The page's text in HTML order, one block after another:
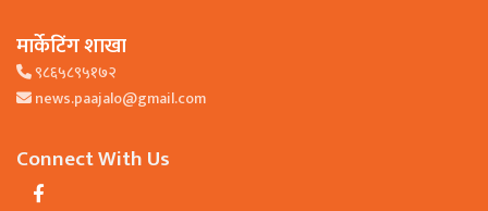
मार्केटिंग शाखा
९८६५८९५१७२
news.paajalo@gmail.com
Connect With Us